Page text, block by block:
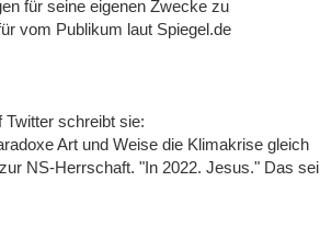
für seine eigenen Zwecke zu
vom Publikum laut Spiegel.de
schreibt sie:
Art und Weise die Klimakrise gleich
NS-Herrschaft. "In 2022. Jesus." Das sei